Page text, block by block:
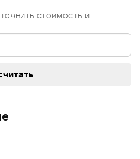
стоимость и